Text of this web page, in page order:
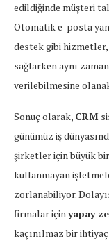
edildiğinde müşteri
Otomatik e-posta
destek gibi
sağlarken aynı
verilebilmesine
Sonuç olarak, CRM
günümüz iş
şirketler için büyük
kullanmayan
zorlanabiliyor.
firmalar içinyapay
kaçınılmaz bir